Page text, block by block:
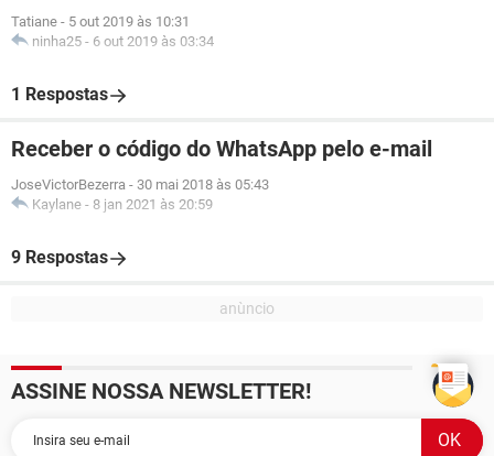
Tatiane - 5 out 2019 às 10:31
ninha25 - 6 out 2019 às 03:34
1 Respostas
Receber o código do WhatsApp pelo e-mail
JoseVictorBezerra - 30 mai 2018 às 05:43
Kaylane - 8 jan 2021 às 20:59
9 Respostas
ASSINE NOSSA NEWSLETTER!